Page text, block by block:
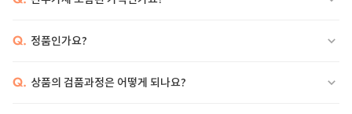
Q. 정품인가요?
Q. 상품의 검품과정은 어떻게 되나요?